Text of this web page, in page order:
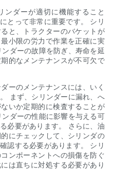
ンダーが適切に機能すること
とって非常に重要です。 シリ
と、トラクターのバケットが
小限の労力で作業を正確に実
ダーの故障を防ぎ、寿命を延
的なメンテナンスが不可欠で
ーのメンテナンスには、いく
まず、シリンダーに漏れ、へ
いか定期的に検査することが
ダーの性能に影響を与える可
必要があります。 さらに、油
にチェックして、シリンダの
認する必要があります。 シリ
ンポーネントへの損傷を防ぐ
は直ちに対処する必要があり